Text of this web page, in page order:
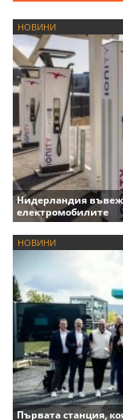
НОВИНИ
Нидерландия
електромобилите
НОВИНИ
Първата станция,